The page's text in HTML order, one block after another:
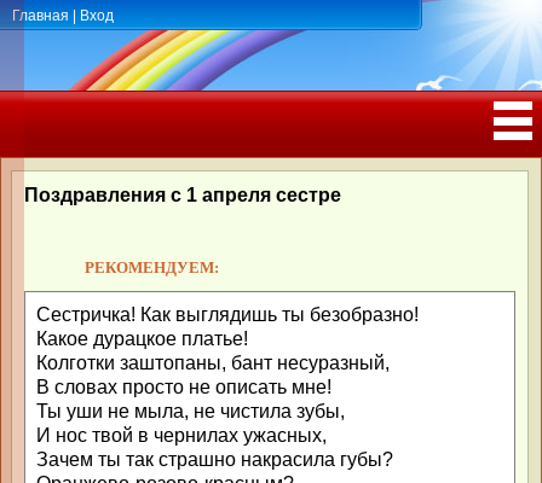
Главная Вход
РОЖДЕНИЯ, ЮБИЛЕЕМ
Поздравления с 1 апреля сестре
РЕКОМЕНДУЕМ:
Сестричка! Как выглядишь ты безобразно!
Какое дурацкое платье!
Колготки заштопаны, бант несуразный,
В словах просто не описать мне!
Ты уши не мыла, не чистила зубы,
И нос твой в чернилах ужасных,
Зачем ты так страшно накрасила губы?